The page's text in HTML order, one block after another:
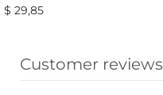
$ 29,85
Customer reviews